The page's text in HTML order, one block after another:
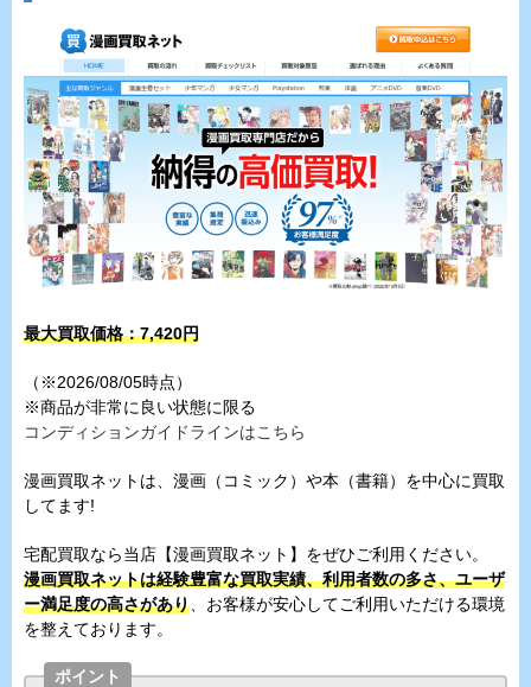
最大買取価格：7,420円
（※2026/08/05時点）
※商品が非常に良い状態に限る
コンディションガイドラインはこちら
漫画買取ネットは、漫画（コミック）や本（書籍）を中心に買取
してます!
宅配買取なら当店【漫画買取ネット】をぜひご利用ください。
漫画買取ネットは経験豊富な買取実績、利用者数の多さ、ユーザ
ー満足度の高さがあり 、お客様が安心してご利用いただける環境
を整えております。
ポイント